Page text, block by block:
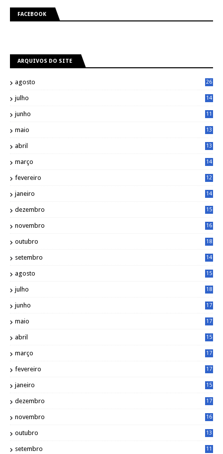
FACEBOOK
ARQUIVOS DO SITE
agosto 26
julho
14
junho
11
maio
13
abril
13
março
14
fevereiro
12
janeiro
14
dezembro
15
novembro
16
outubro
18
setembro
14
agosto
15
julho
18
junho
17
maio
17
abril
15
março
17
fevereiro
17
janeiro
15
dezembro
17
novembro
16
outubro
13
setembro
11